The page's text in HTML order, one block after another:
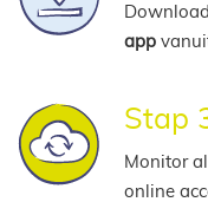
app
Stap
Monitor
online